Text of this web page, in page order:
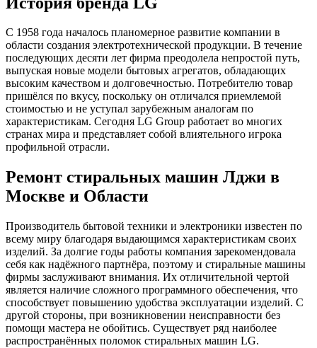
С 1958 года началось планомерное развитие компании в
области создания электротехнической продукции. В течение
последующих десяти лет фирма преодолела непростой путь,
выпуская новые модели бытовых агрегатов, обладающих
высоким качеством и долговечностью. Потребителю товар
пришёлся по вкусу, поскольку он отличался приемлемой
стоимостью и не уступал зарубежным аналогам по
характеристикам. Сегодня LG Group работает во многих
странах мира и представляет собой влиятельного игрока
профильной отрасли.
Ремонт стиральных машин Лджи в
Москве и Области
Производитель бытовой техники и электроники известен по
всему миру благодаря выдающимся характеристикам своих
изделий. За долгие годы работы компания зарекомендовала
себя как надёжного партнёра, поэтому и стиральные машины
фирмы заслуживают внимания. Их отличительной чертой
является наличие сложного программного обеспечения, что
способствует повышению удобства эксплуатации изделий. С
другой стороны, при возникновении неисправности без
помощи мастера не обойтись. Существует ряд наиболее
распространённых поломок стиральных машин LG.